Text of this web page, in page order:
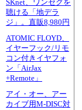
SKnet、ワンセグを
聴ける「地デラ
ジ」。直販8,980円
ATOMIC FLOYD、
イヤーフック/リモ
コン付きイヤフォ
ン「AirJax
+Remote」
アイ・オー、アー
カイブ用M-DISC対